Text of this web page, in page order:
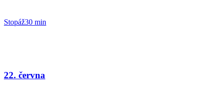
Stopáž30 min
22. června